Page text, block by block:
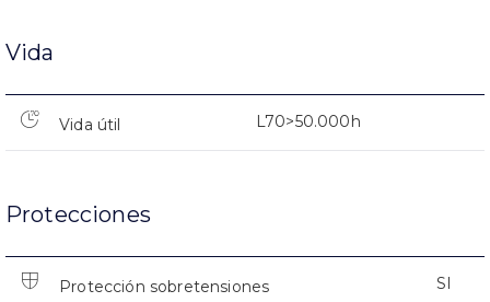
Vida
Vida útil L70>50.000h
Protecciones
Protección sobretensiones SI